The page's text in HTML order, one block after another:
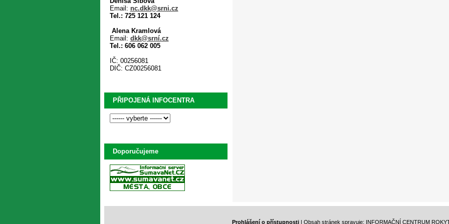
Email: nc.dkk@srni.cz
Tel.: 725 121 124
Alena Kramlová
Email: dkk@srní.cz
Tel.: 606 062 005
IČ: 00256081
DIČ: CZ00256081
PŘIPOJENÁ INFOCENTRA
Doporučujeme
Prohlášení o přístupnosti| Obsah stránek spravuje: INFORMAČNÍ CENTRUM